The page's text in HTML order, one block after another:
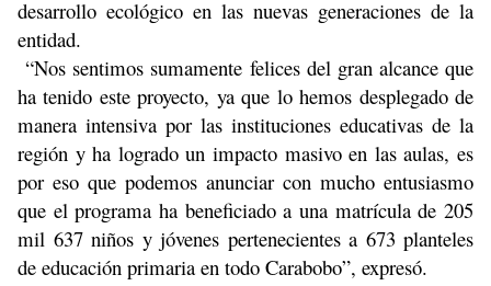
desarrollo ecológico en las nuevas generaciones de la
entidad.
“Nos sentimos sumamente felices del gran alcance que
ha tenido este proyecto, ya que lo hemos desplegado de
manera intensiva por las instituciones educativas de la
región y ha logrado un impacto masivo en las aulas, es
por eso que podemos anunciar con mucho entusiasmo
que el programa ha beneficiado a una matrícula de 205
mil 637 niños y jóvenes pertenecientes a 673 planteles
de educación primaria en todo Carabobo”, expresó.